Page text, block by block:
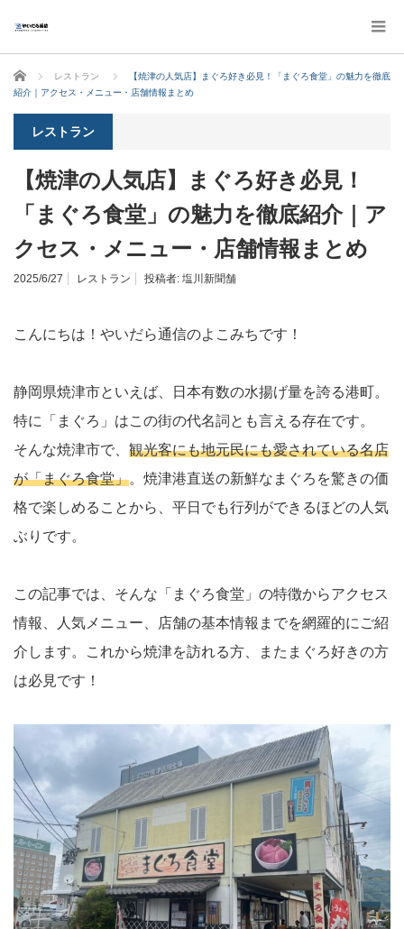
ホーム レストラン
【焼津の人気店】まぐろ好き必見！「まぐろ食堂」の魅力を徹底
紹介｜アクセス・メニュー・店舗情報まとめ
レストラン
【焼津の人気店】まぐろ好き必見！
「まぐろ食堂」の魅力を徹底紹介｜ア
クセス・メニュー・店舗情報まとめ
2025/6/27 レストラン 投稿者: 塩川新聞舗
こんにちは！やいだら通信のよこみちです！
静岡県焼津市といえば、日本有数の水揚げ量を誇る港町。
特に「まぐろ」はこの街の代名詞とも言える存在です。
そんな焼津市で、 観光客にも地元民にも愛されている名店
が「まぐろ食堂」。焼津港直送の新鮮なまぐろを驚きの価
格で楽しめることから、平日でも行列ができるほどの人気
ぶりです。
この記事では、そんな「まぐろ食堂」の特徴からアクセス
情報、人気メニュー、店舗の基本情報までを網羅的にご紹
介します。これから焼津を訪れる方、またまぐろ好きの方
は必見です！